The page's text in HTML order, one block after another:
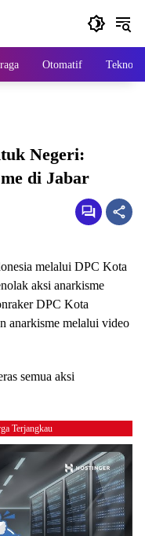
Otomatif Tekno
Negeri:
di Jabar
melalui DPC Kota
aksi anarkisme
DPC Kota
anarkisme melalui video
semua aksi
Terjangkau